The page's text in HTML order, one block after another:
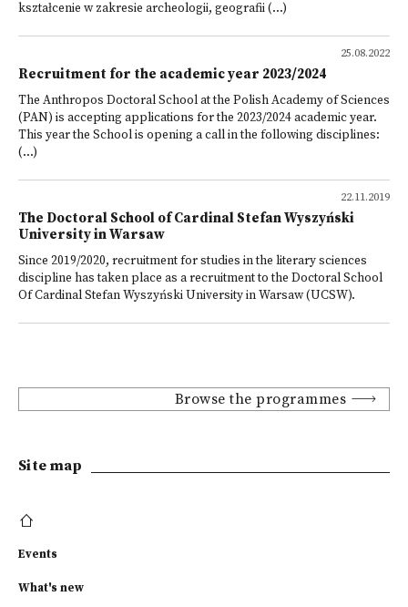
kształcenie w zakresie archeologii, geografii (...)
25.08.2022
Recruitment for the academic year 2023/2024
The Anthropos Doctoral School at the Polish Academy of Sciences
(PAN) is accepting applications for the 2023/2024 academic year.
This year the School is opening a call in the following disciplines:
(...)
22.11.2019
The Doctoral School of Cardinal Stefan Wyszyński
University in Warsaw
Since 2019/2020, recruitment for studies in the literary sciences
discipline has taken place as a recruitment to the Doctoral School
Of Cardinal Stefan Wyszyński University in Warsaw (UCSW).
Browse the programmes
Site map
Events
What's new